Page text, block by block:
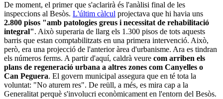
De moment, el primer que s'aclarirà és l'anàlisi final de les
inspeccions al Besòs. L'últim càlcul projectava que hi havia uns
2.800 pisos "amb patologies greus i necessitat de rehabilitació
integral". Això superaria de llarg els 1.300 pisos de tots aquests
barris que estan comptabilitzats en una primera intervenció. Això,
però, era una projecció de l'anterior àrea d'urbanisme. Ara es tindran
els números ferms. A partir d'aquí, caldrà veure com arriben els
plans de regeneració urbana a altres zones com Canyelles o
Can Peguera. El govern municipal assegura que en té tota la
voluntat: "No aturem res". De reüll, a més, es mira cap a la
Generalitat perquè s'involucri econòmicament en l'entorn del Besòs.